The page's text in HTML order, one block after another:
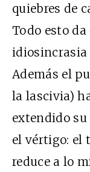
quiebres de
Todo esto
idiosincrasia
Además el
la lascivia)
extendido
el vértigo: el
reduce a lo